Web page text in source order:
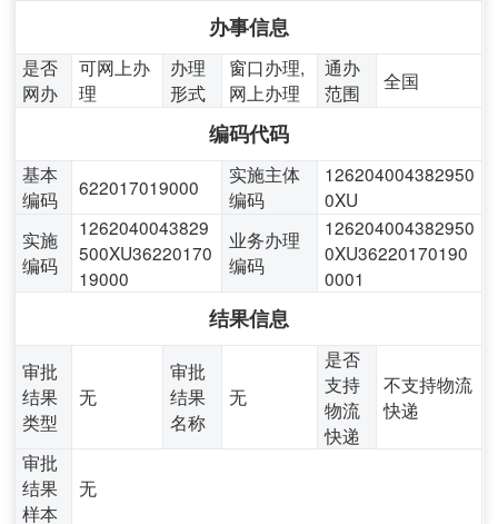
办事信息
是否
网办
可网上办
理
办理
形式
窗口办理,
网上办理
通办
范围
全国
编码代码
基本
编码
622017019000
实施主体
编码
126204004382950
0XU
实施
编码
1262040043829
500XU36220170
19000
业务办理
编码
126204004382950
0XU36220170190
0001
结果信息
审批
结果
类型
无
审批
结果
名称
无
是否
支持
物流
快递
不支持物流
快递
审批
结果
样本
无